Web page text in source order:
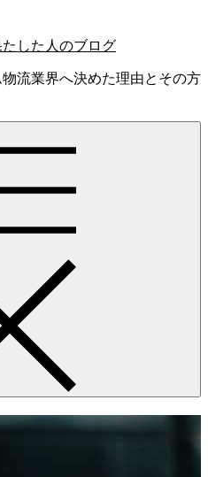
した人のブログ
流業界へ決めた理由とその方